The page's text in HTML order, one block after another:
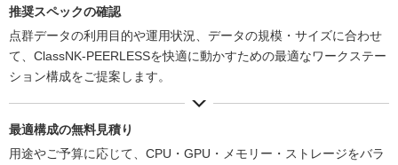
推奨スペックの確認
点群データの利用目的や運用状況、データの規模・サイズに合わせ
て、ClassNK-PEERLESSを快適に動かすための最適なワークステー
ション構成をご提案します。
最適構成の無料見積り
用途やご予算に応じて、CPU・GPU・メモリー・ストレージをバラ